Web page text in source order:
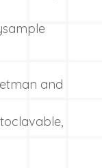
and